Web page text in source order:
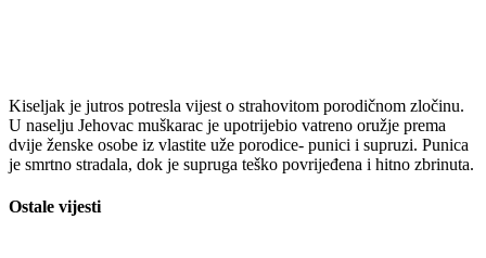
Kiseljak je jutros potresla vijest o strahovitom porodičnom zločinu.
U naselju Jehovac muškarac je upotrijebio vatreno oružje prema
dvije ženske osobe iz vlastite uže porodice- punici i supruzi. Punica
je smrtno stradala, dok je supruga teško povrijeđena i hitno zbrinuta.
Ostale vijesti